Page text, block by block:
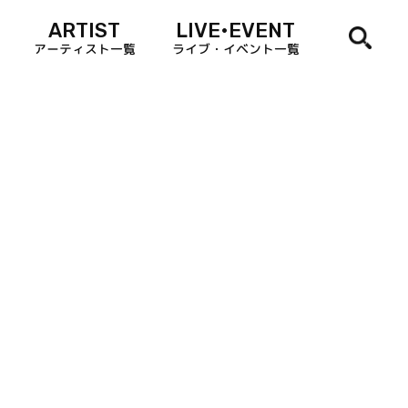
ARTIST
アーティスト一覧
LIVE•EVENT
ライブ・イベント一覧